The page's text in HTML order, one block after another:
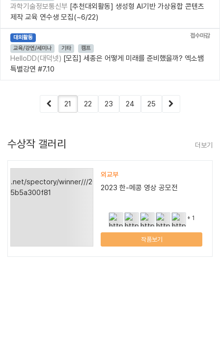
과학기술정보통신부 [추천대외활동] 생성형 AI기반 가상융합 콘텐츠
제작 교육 연수생 모집(~6/22)
대외활동
접수마감
교육/강연/세미나
기타 캠프
HelloDD(대덕넷) [모집] 세종은 어떻게 미래를 준비했을까? 엑소쌤
특별강연 #7.10
21 22 23 24 25
수상작 갤러리 더보기
외교부
2023 한-메콩 영상 공모전
+ 1
작품보기